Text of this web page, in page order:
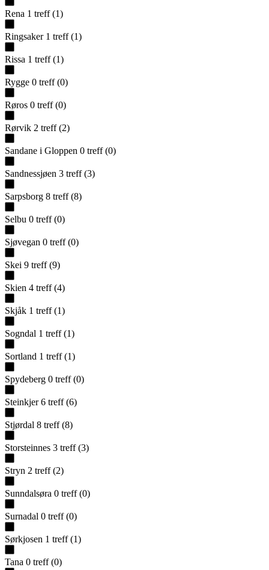
Rena 1 treff (1)
Ringsaker 1 treff (1)
Rissa 1 treff (1)
Rygge 0 treff (0)
Røros 0 treff (0)
Rørvik 2 treff (2)
Sandane i Gloppen 0 treff (0)
Sandnessjøen 3 treff (3)
Sarpsborg 8 treff (8)
Selbu 0 treff (0)
Sjøvegan 0 treff (0)
Skei 9 treff (9)
Skien 4 treff (4)
Skjåk 1 treff (1)
Sogndal 1 treff (1)
Sortland 1 treff (1)
Spydeberg 0 treff (0)
Steinkjer 6 treff (6)
Stjørdal 8 treff (8)
Storsteinnes 3 treff (3)
Stryn 2 treff (2)
Sunndalsøra 0 treff (0)
Surnadal 0 treff (0)
Sørkjosen 1 treff (1)
Tana 0 treff (0)